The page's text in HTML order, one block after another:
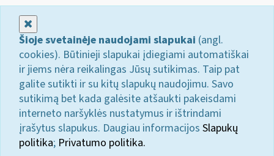
Šioje svetainėje naudojami slapukai (angl.
cookies). Būtinieji slapukai įdiegiami automatiškai
ir jiems nėra reikalingas Jūsų sutikimas. Taip pat
galite sutikti ir su kitų slapukų naudojimu. Savo
sutikimą bet kada galėsite atšaukti pakeisdami
interneto naršyklės nustatymus ir ištrindami
įrašytus slapukus. Daugiau informacijos Slapukų
politika; Privatumo politika.